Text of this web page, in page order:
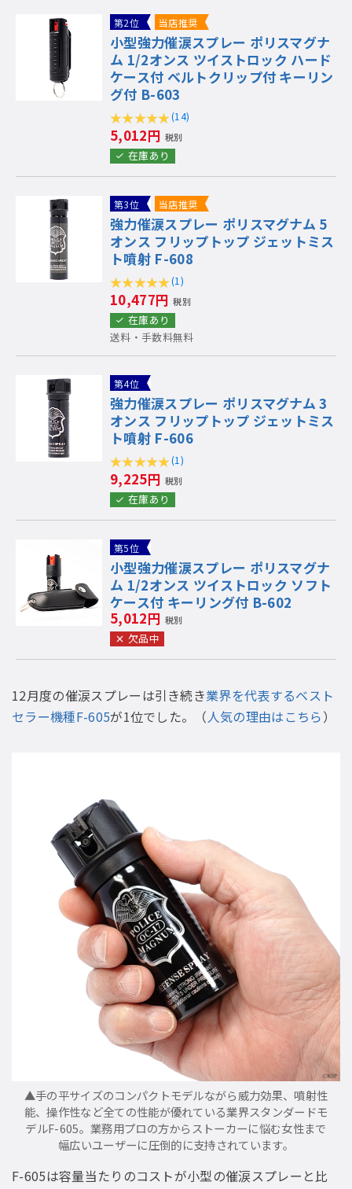
第2位 当店推奨
小型強力催涙スプレー ポリスマグナ
ム 1/2オンス ツイストロック ハード
ケース付 ベルトクリップ付 キーリン
グ付 B-603
(14)
5,012円 税別
在庫あり
第3位 当店推奨
強力催涙スプレー ポリスマグナム 5
オンス フリップトップ ジェットミス
ト噴射 F-608
(1)
10,477円 税別
在庫あり
送料・手数料無料
第4位
強力催涙スプレー ポリスマグナム 3
オンス フリップトップ ジェットミス
ト噴射 F-606
(1)
9,225円 税別
在庫あり
第5位
小型強力催涙スプレー ポリスマグナ
ム 1/2オンス ツイストロック ソフト
ケース付 キーリング付 B-602
5,012円 税別
欠品中
12月度の催涙スプレーは引き続き業界を代表するベスト
セラー機種F-605が1位でした。（人気の理由はこちら）
▲手の平サイズのコンパクトモデルながら威力効果、噴射性
能、操作性など全ての性能が優れている業界スタンダードモ
デルF-605。業務用プロの方からストーカーに悩む女性まで
幅広いユーザーに圧倒的に支持されています。
F-605は容量当たりのコストが小型の催涙スプレーと比